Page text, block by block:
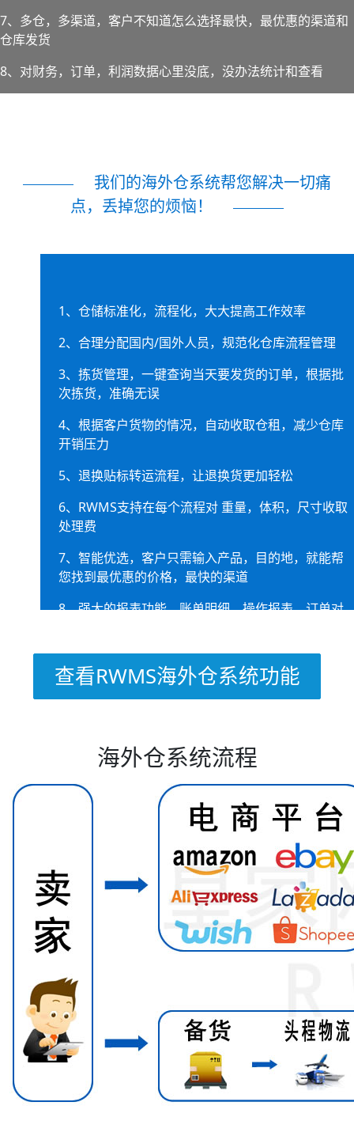
7、多仓，多渠道，客户不知道怎么选择最快，最优惠的渠道和
仓库发货
8、对财务，订单，利润数据心里没底，没办法统计和查看
我们的海外仓系统帮您解决一切痛
点，丢掉您的烦恼！
1、仓储标准化，流程化，大大提高工作效率
2、合理分配国内/国外人员，规范化仓库流程管理
3、拣货管理，一键查询当天要发货的订单，根据批
次拣货，准确无误
4、根据客户货物的情况，自动收取仓租，减少仓库
开销压力
5、退换贴标转运流程，让退换货更加轻松
6、RWMS支持在每个流程对 重量，体积，尺寸收取
处理费
7、智能优选，客户只需输入产品，目的地，就能帮
您找到最优惠的价格，最快的渠道
8、强大的报表功能，账单明细，操作报表，订单对
查看RWMS海外仓系统功能
海外仓系统流程